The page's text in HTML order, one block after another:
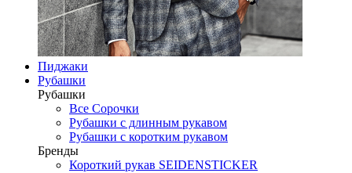
Пиджаки
Рубашки
Рубашки
Все Сорочки
Рубашки с длинным рукавом
Рубашки с коротким рукавом
Бренды
Короткий рукав SEIDENSTICKER